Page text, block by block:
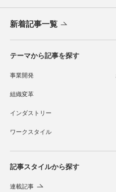
新着記事一覧
テーマから記事を探す
事業開発
組織変革
インダストリー
ワークスタイル
記事スタイルから探す
連載記事